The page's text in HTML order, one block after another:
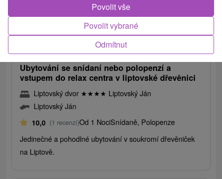
od1 920,87Kč
Ubytování se snídaní nebo polopenzí a
vstupem do relax centra v liptovské dřevěnici
Liptovský dvor ★★★★ Liptovský Ján
Liptovský Ján
10,0 (1 recenzí)Od 1 NociSnídaně, Polopenze
Jedinečné a pohodlné ubytování v soukromí dřevěniček
na Liptově.
Odmítnut
Povolit vybrané
Povolit vše